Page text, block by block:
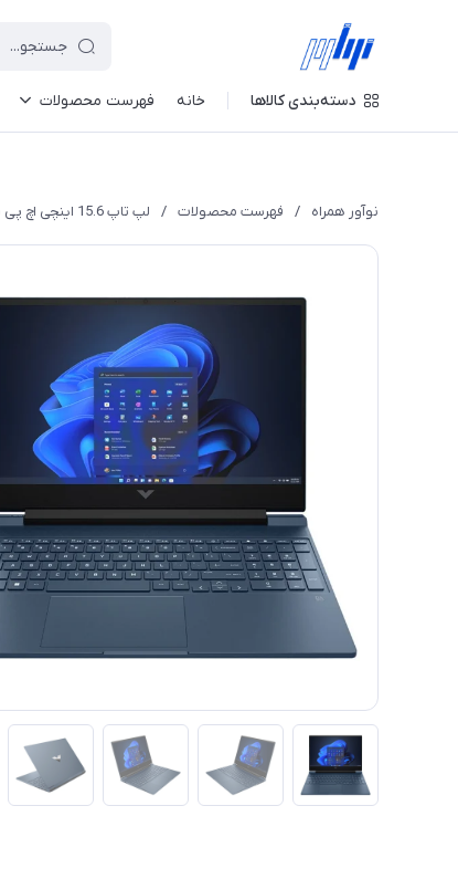
دسته‌بندی کالاها خانه فهرست محصولات
نوآور همراه / فهرست محصولات / لپ تاپ 15.6 اینچی اچ پی مدل VICTUS 15 FA1657nr - C